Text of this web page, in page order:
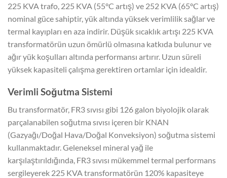
225 KVA trafo, 225 KVA (55°C artış) ve 252 KVA (65°C artış)
nominal güce sahiptir, yük altında yüksek verimlilik sağlar ve
termal kayıpları en aza indirir. Düşük sıcaklık artışı 225 KVA
transformatörün uzun ömürlü olmasına katkıda bulunur ve
ağır yük koşulları altında performansı artırır. Uzun süreli
yüksek kapasiteli çalışma gerektiren ortamlar için idealdir.
Verimli Soğutma Sistemi
Bu transformatör, FR3 sıvısı gibi 126 galon biyolojik olarak
parçalanabilen soğutma sıvısı içeren bir KNAN
(Gazyağı/Doğal Hava/Doğal Konveksiyon) soğutma sistemi
kullanmaktadır. Geleneksel mineral yağ ile
karşılaştırıldığında, FR3 sıvısı mükemmel termal performans
sergileyerek 225 KVA transformatörün 120% kapasiteye